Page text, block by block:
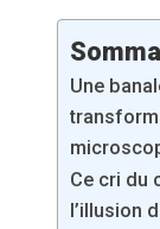
Une
Ce cri du
l’illusion